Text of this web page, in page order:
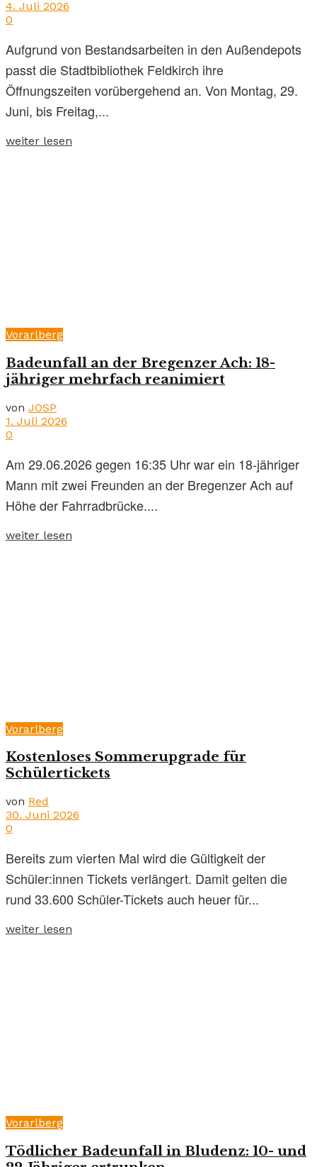
4. Juli 2026
0
Aufgrund von Bestandsarbeiten in den Außendepots
passt die Stadtbibliothek Feldkirch ihre
Öffnungszeiten vorübergehend an. Von Montag, 29.
Juni, bis Freitag,...
weiter lesen
Vorarlberg
Badeunfall an der Bregenzer Ach: 18-
jähriger mehrfach reanimiert
von JOSP
1. Juli 2026
0
Am 29.06.2026 gegen 16:35 Uhr war ein 18-jähriger
Mann mit zwei Freunden an der Bregenzer Ach auf
Höhe der Fahrradbrücke....
weiter lesen
Vorarlberg
Kostenloses Sommerupgrade für
Schülertickets
von Red
30. Juni 2026
0
Bereits zum vierten Mal wird die Gültigkeit der
Schüler:innen Tickets verlängert. Damit gelten die
rund 33.600 Schüler-Tickets auch heuer für...
weiter lesen
Vorarlberg
Tödlicher Badeunfall in Bludenz: 10- und